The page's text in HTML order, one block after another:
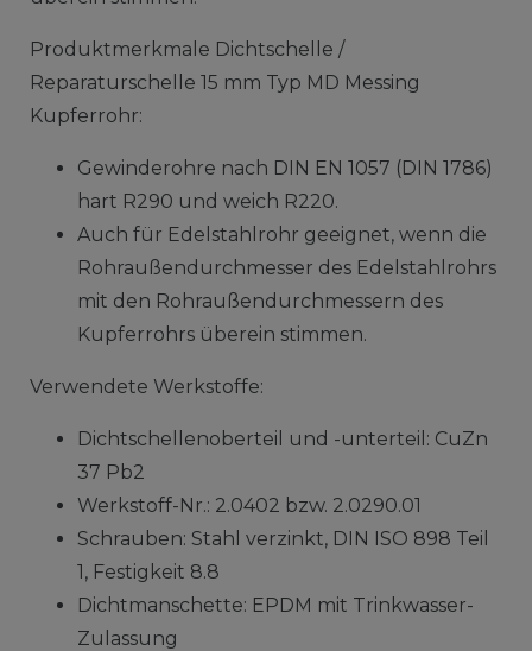
Produktmerkmale Dichtschelle /
Reparaturschelle 15 mm Typ MD Messing
Kupferrohr:
Gewinderohre nach DIN EN 1057 (DIN 1786)
hart R290 und weich R220.
Auch für Edelstahlrohr geeignet, wenn die
Rohraußendurchmesser des Edelstahlrohrs
mit den Rohraußendurchmessern des
Kupferrohrs überein stimmen.
Verwendete Werkstoffe:
Dichtschellenoberteil und -unterteil: CuZn
37 Pb2
Werkstoff-Nr.: 2.0402 bzw. 2.0290.01
Schrauben: Stahl verzinkt, DIN ISO 898 Teil
1, Festigkeit 8.8
Dichtmanschette: EPDM mit Trinkwasser-
Zulassung